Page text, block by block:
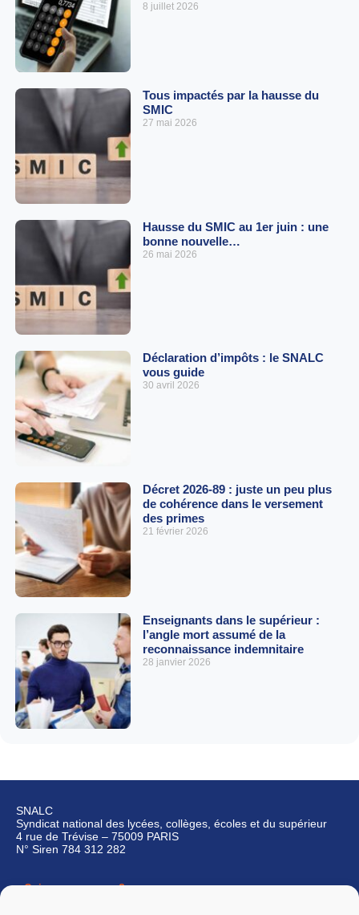
8 juillet 2026
Tous impactés par la hausse du
SMIC
27 mai 2026
Hausse du SMIC au 1er juin : une
bonne nouvelle…
26 mai 2026
Déclaration d’impôts : le SNALC
vous guide
30 avril 2026
Décret 2026-89 : juste un peu plus
de cohérence dans le versement
des primes
21 février 2026
Enseignants dans le supérieur :
l’angle mort assumé de la
reconnaissance indemnitaire
28 janvier 2026
SNALC
Syndicat national des lycées, collèges, écoles et du supérieur
4 rue de Trévise – 75009 PARIS
N° Siren 784 312 282
Qui sommes-nous ?